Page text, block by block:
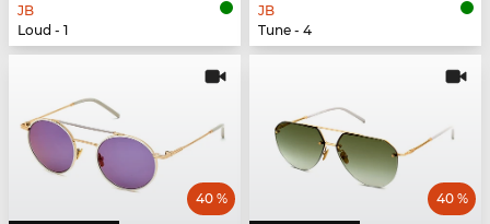
JB
Loud - 1
JB
Tune - 4
40 % 40 %